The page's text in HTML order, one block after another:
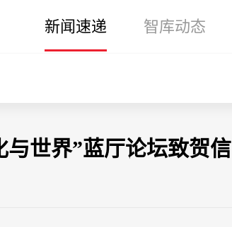
新闻速递 智库动态
与世界”蓝厅论坛致贺信